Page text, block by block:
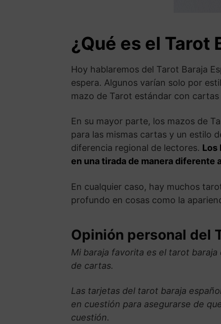
¿Qué es el Tarot
Hoy hablaremos del Tarot Baraja
espera. Algunos varían solo por
mazo de Tarot estándar con
En su mayor parte, los mazos de
para las mismas cartas y un estilo
diferencia regional de lectores. Los
en una tirada de manera
En cualquier caso, hay muchos
profundo en cosas como la
Opinión personal del
Mi baraja favorita es el tarot
de cartas.
Las tarjetas del tarot baraja
en cuestión para asegurarse de
cuestión.